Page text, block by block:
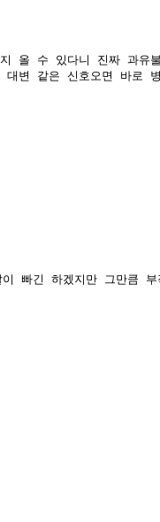
지 올 수 있다니 진짜 과유
대변 같은 신호오면 바로
빠긴 하겠지만 그만큼